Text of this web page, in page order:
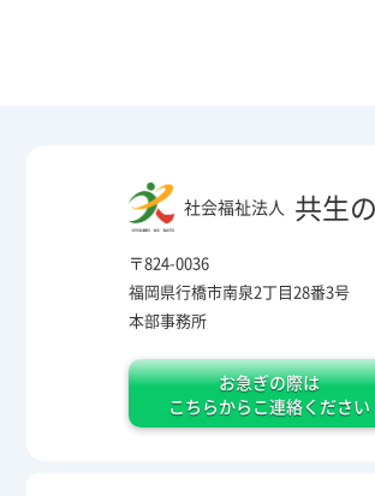
社会福祉法人 共生
〒824-0036
福岡県行橋市南泉2丁目28番3号
本部事務所
お急ぎの際は
こちらからこ連絡ください